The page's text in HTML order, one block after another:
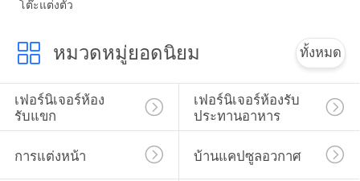
โต๊ะแต่งตัว
หมวดหมู่ยอดนิยม ทั้งหมด
เฟอร์นิเจอร์ห้อง
รับแขก
เฟอร์นิเจอร์ห้องรับ
ประทานอาหาร
การแต่งหน้า บ้านแคปซูลอวกาศ